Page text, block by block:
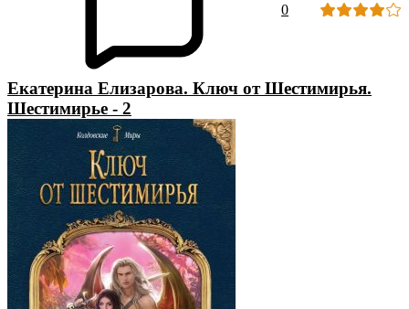
0
Екатерина Елизарова. Ключ от Шестимирья.
Шестимирье - 2